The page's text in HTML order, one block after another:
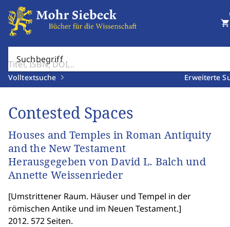
Suchbegriff
Volltextsuche Erweiterte
shopping_cart
Contested Spaces
Houses and Temples in Roman Antiquity
and the New Testament
Herausgegeben von David L. Balch und
Annette Weissenrieder
[Umstrittener Raum. Häuser und Tempel in der
römischen Antike und im Neuen Testament.]
2012. 572 Seiten.